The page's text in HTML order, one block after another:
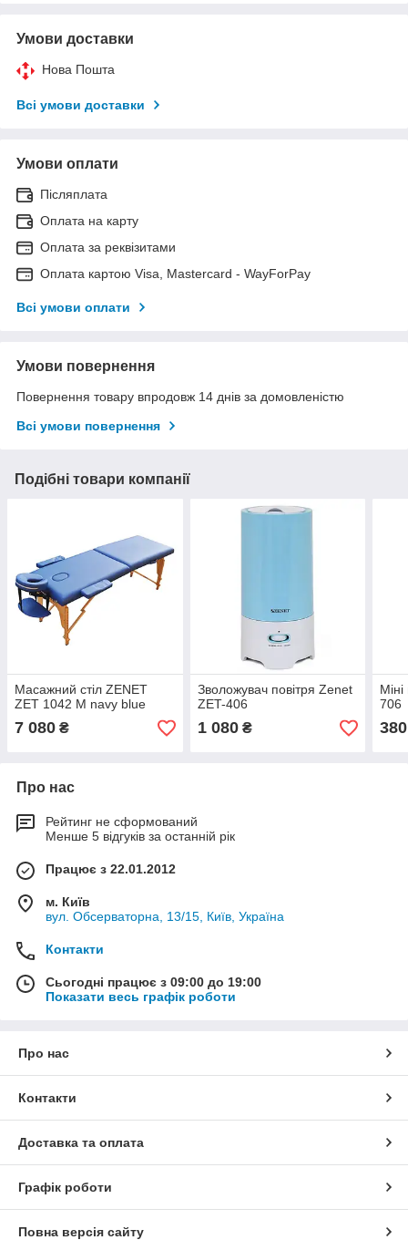
Умови доставки
Нова Пошта
Всі умови доставки
Умови оплати
Післяплата
Оплата на карту
Оплата за реквізитами
Оплата картою Visa, Mastercard - WayForPay
Всі умови оплати
Умови повернення
Повернення товару впродовж 14 днів за домовленістю
Всі умови повернення
Подібні товари компанії
Масажний стіл ZENET
ZET 1042 M navy blue
7 080 ₴
Зволожувач повітря Zenet
ZET-406
1 080₴
706
380
Про нас
Рейтинг не сформований
Менше 5 відгуків за останній рік
Працює з 22.01.2012
м. Київ
вул. Обсерваторна, 13/15, Київ, Україна
Контакти
Сьогодні працює з 09:00 до 19:00
Показати весь графік роботи
Про нас
Контакти
Доставка та оплата
Графік роботи
Повна версія сайту